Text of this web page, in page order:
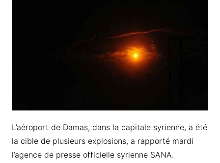
L’aéroport de Damas, dans la capitale syrienne, a été
la cible de plusieurs explosions, a rapporté mardi
l’agence de presse officielle syrienne SANA.